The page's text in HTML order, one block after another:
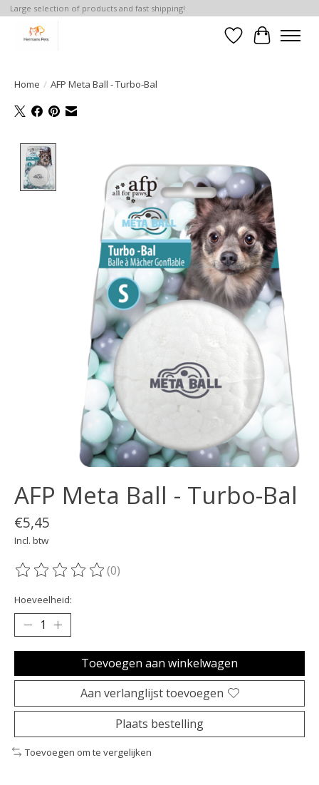
Large selection of products and fast shipping!
Verlanglijst
Home / AFP Meta Ball - Turbo-Bal
AFP Meta Ball - Turbo-Bal
€5,45
Incl. btw
De beoordeling van dit product is
(0)
Hoeveelheid:
Toevoegen aan winkelwagen
Aan verlanglijst toevoegen
Plaats bestelling
Toevoegen om te vergelijken